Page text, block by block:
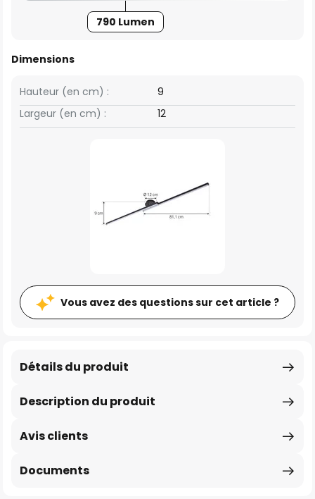
790 Lumen
Dimensions
Largeur (en cm) : 12
Hauteur (en cm) : 9
Vous avez des questions sur cet article ?
Description du produit
Détails du produit
Avis clients
Documents